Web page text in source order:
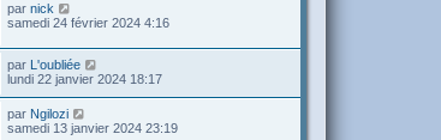
par nick
samedi 24 février 2024 4:16
par L'oubliée
lundi 22 janvier 2024 18:17
par Ngilozi
samedi 13 janvier 2024 23:19